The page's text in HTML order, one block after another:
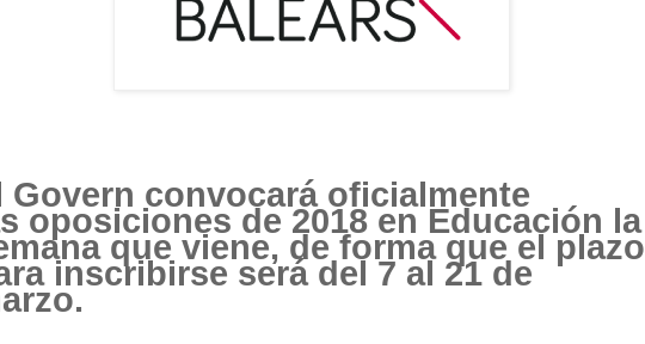
Govern convocará oficialmente
oposiciones de 2018 en Educación la
que viene, de forma que el plazo
inscribirse será del 7 al 21 de